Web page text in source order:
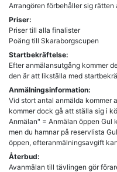
Arrangören förbehåller sig
Priser:
Priser till alla finalister
Poäng till Skaraborgscupen
Startbekräftelse:
Efter anmälansutgång kommer
den är att likställa med
Anmälningsinformation:
Vid stort antal anmälda kommer
kommer dock gå att ställa sig i
Anmälan" = Anmälan öppen Gul
men du hamnar på reservlista
öppen, efteranmälningsavgift
Återbud:
Avanmälan till tävlingen gör